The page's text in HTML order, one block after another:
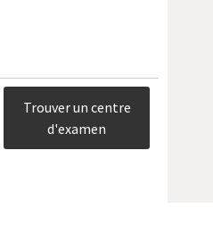
Trouver un centre
d'examen